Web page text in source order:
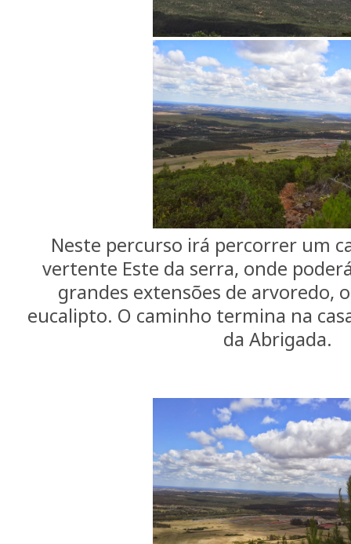
Neste percurso irá percorrer um
vertente Este da serra, onde
grandes extensões de arvoredo,
eucalipto. O caminho termina na
da Abrigada.